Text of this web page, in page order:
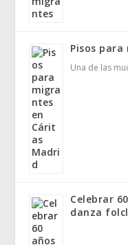
Pisos
Una de las
Celebrar
danza